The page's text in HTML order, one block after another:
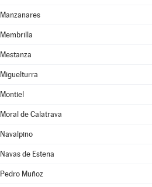
Manzanares
Membrilla
Mestanza
Miguelturra
Montiel
Moral de Calatrava
Navalpino
Navas de Estena
Pedro Muñoz